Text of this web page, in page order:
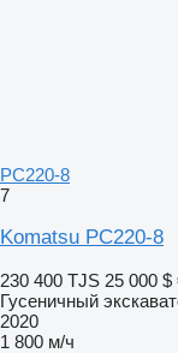
PC220-8
7
Komatsu PC220-8
230 400 TJS 25 000 $
Гусеничный
2020
1 800 м/ч